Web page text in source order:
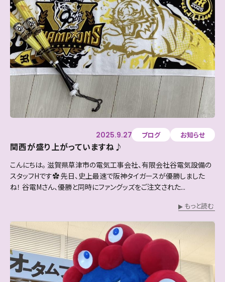
関西が盛り上がっていますね♪
2025.9.27 ブログ お知らせ
こんにちは。 滋賀県草津市の電気工事会社、有限会社谷電気設備の
スタッフHです✿ 先日、史上最速で阪神タイガースが優勝しました
ね！ 谷電Mさん、優勝と同時にファングッズをご注文された...
もっと読む